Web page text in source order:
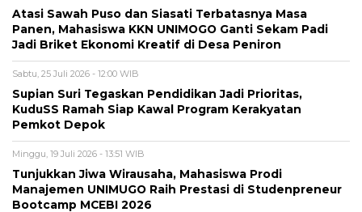
Atasi Sawah Puso dan Siasati Terbatasnya Masa
Panen, Mahasiswa KKN UNIMOGO Ganti Sekam Padi
Jadi Briket Ekonomi Kreatif di Desa Peniron
Sabtu, 25 Juli 2026 - 12:00 WIB
Supian Suri Tegaskan Pendidikan Jadi Prioritas,
KuduSS Ramah Siap Kawal Program Kerakyatan
Pemkot Depok
Minggu, 19 Juli 2026 - 13:51 WIB
Tunjukkan Jiwa Wirausaha, Mahasiswa Prodi
Manajemen UNIMUGO Raih Prestasi di Studenpreneur
Bootcamp MCEBI 2026